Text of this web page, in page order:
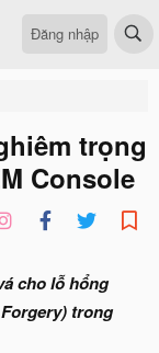
Đăng nhập
trọng
Console
cho lỗ hổng
trong